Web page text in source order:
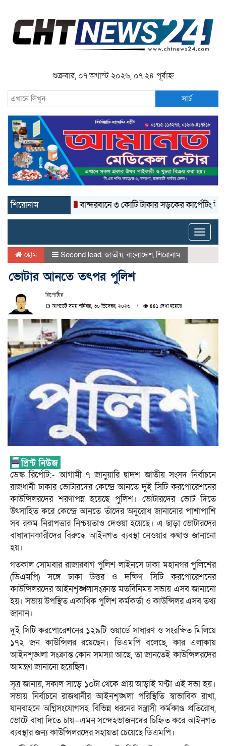
শুক্রবার, ০৭ অগাস্ট ২০২৬, ০৭:২৪ পূর্বাহ্ন
সার্চ
শিরোনাম বান্দরবানে ৩ কোটি টাকার সড়কের কার্পেটিং উঠে যাচ্ছে
Toggle
হোম Second lead,জাতীয়,বাংলাদেশ,শিরোনাম
ভোটার আনতে তৎপর পুলিশ
রিপোর্টার
আপডেট সময় শনিবার, ৩০ ডিসেম্বর, ২০২৩ ৪৪১ দেখা হয়েছে
ডেস্ক রির্পোট:- আগামী ৭ জানুয়ারি দ্বাদশ জাতীয় সংসদ নির্বাচনে
রাজধানী ঢাকার ভোটারদের কেন্দ্রে আনতে দুই সিটি করপোরেশনের
কাউন্সিলরদের শরণাপন্ন হয়েছে পুলিশ। ভোটারদের ভোট দিতে
উৎসাহিত করে কেন্দ্রে আনতে তাঁদের অনুরোধ জানানোর পাশাপাশি
সব রকম নিরাপত্তার নিশ্চয়তাও দেওয়া হয়েছে। এ ছাড়া ভোটারদের
বাধাদানকারীদের বিরুদ্ধে আইনগত ব্যবস্থা নেওয়ার কথাও জানানো
হয়।
গতকাল সোমবার রাজারবাগ পুলিশ লাইনসে ঢাকা মহানগর পুলিশের
(ডিএমপি) সঙ্গে ঢাকা উত্তর ও দক্ষিণ সিটি করপোরেশনের
কাউন্সিলরদের আইনশৃঙ্খলাসংক্রান্ত মতবিনিময় সভায় এসব জানানো
হয়। সভায় উপস্থিত একাধিক পুলিশ কর্মকর্তা ও কাউন্সিলর এসব তথ্য
জানান।
দুই সিটি করপোরেশনের ১২৯টি ওয়ার্ডে সাধারণ ও সংরক্ষিত মিলিয়ে
১৭২ জন কাউন্সিলর রয়েছেন। ডিএমপি বলেছে, কার এলাকায়
আইনশৃঙ্খলা সংক্রান্ত কোন সমস্যা আছে, তা জানতেই কাউন্সিলরদের
আমন্ত্রণ জানানো হয়েছিল।
সূত্র জানায়, সকাল সাড়ে ১০টা থেকে প্রায় আড়াই ঘণ্টা এই সভা হয়।
সভায় নির্বাচনে রাজধানীর আইনশৃঙ্খলা পরিস্থিতি স্বাভাবিক রাখা,
যানবাহনে অগ্নিসংযোগসহ বিভিন্ন ধরনের সন্ত্রাসী কর্মকাণ্ড প্রতিরোধ,
ভোটে বাধা দিতে চায়—এমন সন্দেহভাজনদের চিহ্নিত করে আইনগত
ব্যবস্থার জন্য কাউন্সিলরদের সহায়তা চেয়েছে ডিএমপি।